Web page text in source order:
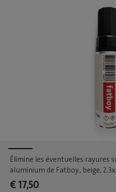
Élimine les éventuelles rayures
aluminium de Fatboy., beige,
€ 17,50